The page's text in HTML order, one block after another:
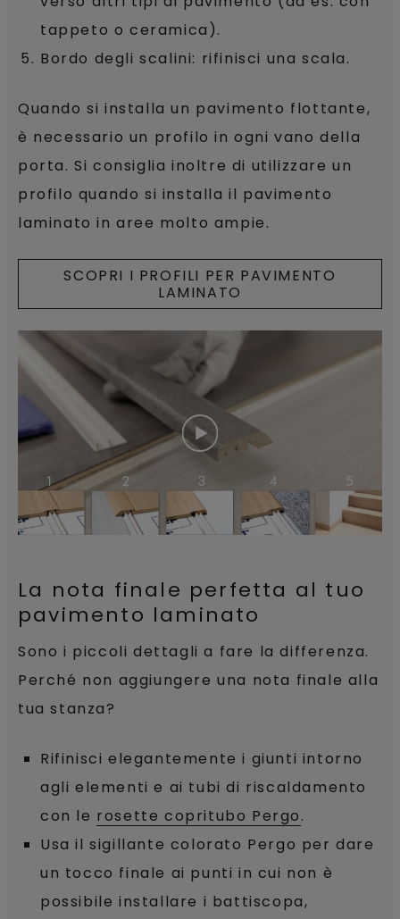
tappeto o ceramica).
Bordo degli scalini: rifinisci una scala.
Quando si installa un pavimento flottante,
è necessario un profilo in ogni vano della
porta. Si consiglia inoltre di utilizzare un
profilo quando si installa il pavimento
laminato in aree molto ampie.
SCOPRI I PROFILI PER PAVIMENTO
LAMINATO
La nota finale perfetta al tuo
pavimento laminato
Sono i piccoli dettagli a fare la differenza.
Perché non aggiungere una nota finale alla
tua stanza?
Rifinisci elegantemente i giunti intorno
agli elementi e ai tubi di riscaldamento
con le rosette copritubo Pergo.
Usa il sigillante colorato Pergo per dare
un tocco finale ai punti in cui non è
possibile installare i battiscopa,